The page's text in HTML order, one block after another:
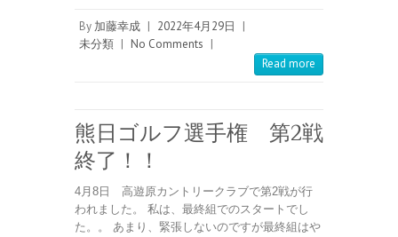
By 加藤幸成 | 2022年4月29日
|
未分類 | No Comments |
Read more
熊日ゴルフ選手権 第2戦
終了！！
4月8日 高遊原カントリークラブで第2戦が行
われました。 私は、最終組でのスタートでし
た。。 あまり、緊張しないのですが最終組はや